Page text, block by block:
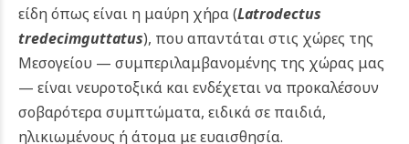
είδη όπως είναι η μαύρη χήρα (Latrodectus
tredecimguttatus), που απαντάται στις χώρες της
Μεσογείου — συμπεριλαμβανομένης της χώρας μας
— είναι νευροτοξικά και ενδέχεται να προκαλέσουν
σοβαρότερα συμπτώματα, ειδικά σε παιδιά,
ηλικιωμένους ή άτομα με ευαισθησία.